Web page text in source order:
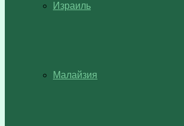
Израиль
Малайзия